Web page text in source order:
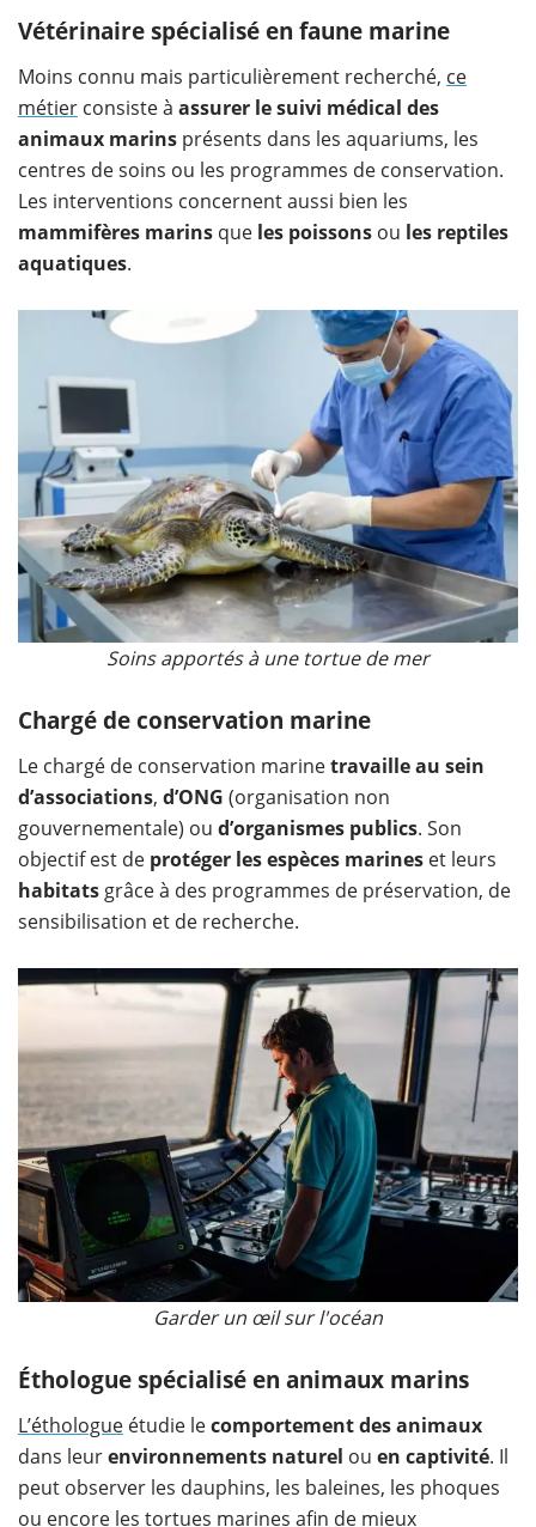
Vétérinaire spécialisé en faune marine
Moins connu mais particulièrement recherché, ce
métier consiste à assurer le suivi médical des
animaux marins présents dans les aquariums, les
centres de soins ou les programmes de conservation.
Les interventions concernent aussi bien les
mammifères marins que les poissons ou les reptiles
aquatiques.
Soins apportés à une tortue de mer
Chargé de conservation marine
Le chargé de conservation marinetravaille au sein
d’associations, d’ONG (organisation non
gouvernementale) ou d’organismes publics. Son
objectif est de protéger les espèces marines et leurs
habitats grâce à des programmes de préservation, de
sensibilisation et de recherche.
Garder un œil sur l'océan
Éthologue spécialisé en animaux marins
L’éthologue étudie lecomportement des animaux
dans leurenvironnements naturel ou en captivité. Il
peut observer les dauphins, les baleines, les phoques
ou encore les tortues marines afin de mieux